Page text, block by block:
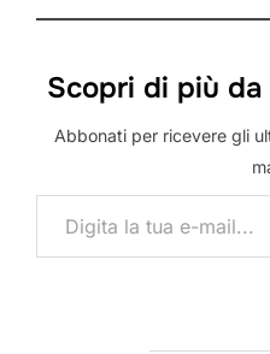
Scopri di più
Abbonati per ricevere gli
Digita la tua e-mail...